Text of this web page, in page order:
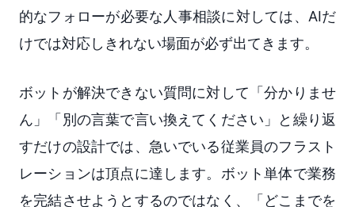
的なフォローが必要な人事相談に対しては、AIだ
けでは対応しきれない場面が必ず出てきます。
ボットが解決できない質問に対して「分かりませ
ん」「別の言葉で言い換えてください」と繰り返
すだけの設計では、急いでいる従業員のフラスト
レーションは頂点に達します。ボット単体で業務
を完結させようとするのではなく、「どこまでを